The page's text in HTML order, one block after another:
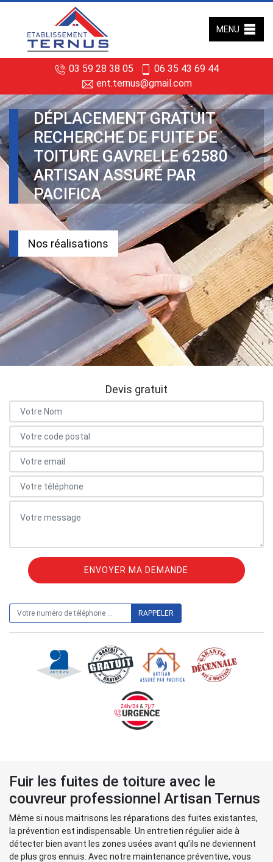
03 59 28 38 05
06 35 43 69 44
ent.ternus@gmail.com
MENU
DÉPLACEMENT GRATUIT
RECHERCHE DE FUITE DE
TOITURE GAVRELLE 62580
ARTISAN ASSURÉ PAR
PACIFICA
Nos réalisations
Devis gratuit
Fuir les fuites de toiture avec le
couvreur professionnel Artisan Ternus
Même si nous maitrisons les réparations des fuites existantes,
la prévention est indispensable. Un entretien régulier aide à
détecter bien avant les zones usées avant qu’ils ne deviennent
de plus gros ennuis. Avec notre maintenance préventive, vous